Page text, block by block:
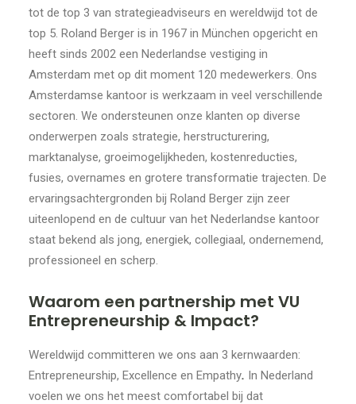
tot de top 3 van strategieadviseurs en wereldwijd tot de
top 5. Roland Berger is in 1967 in München opgericht en
heeft sinds 2002 een Nederlandse vestiging in
Amsterdam met op dit moment 120 medewerkers. Ons
Amsterdamse kantoor is werkzaam in veel verschillende
sectoren. We ondersteunen onze klanten op diverse
onderwerpen zoals strategie, herstructurering,
marktanalyse, groeimogelijkheden, kostenreducties,
fusies, overnames en grotere transformatie trajecten. De
ervaringsachtergronden bij Roland Berger zijn zeer
uiteenlopend en de cultuur van het Nederlandse kantoor
staat bekend als jong, energiek, collegiaal, ondernemend,
professioneel en scherp.
Waarom een partnership met VU
Entrepreneurship & Impact?
Wereldwijd committeren we ons aan 3 kernwaarden:
Entrepreneurship, Excellence en Empathy. In Nederland
voelen we ons het meest comfortabel bij dat